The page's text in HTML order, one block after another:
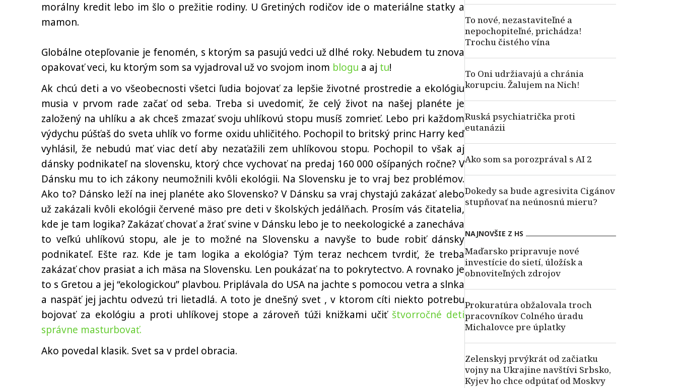
morálny kredit lebo im šlo o prežitie rodiny. U Gretiných rodičov ide o materiálne statky a
mamon.
Globálne otepľovanie je fenomén, s ktorým sa pasujú vedci už dlhé roky. Nebudem tu znova
opakovať veci, ku ktorým som sa vyjadroval už vo svojom inom blogu a aj tu!
Ak chcú deti a vo všeobecnosti všetci ľudia bojovať za lepšie životné prostredie a ekológiu
musia v prvom rade začať od seba. Treba si uvedomiť, že celý život na našej planéte je
založený na uhlíku a ak chceš zmazať svoju uhlíkovú stopu musíš zomrieť. Lebo pri každom
výdychu púšťaš do sveta uhlík vo forme oxidu uhličitého. Pochopil to britský princ Harry keď
vyhlásil, že nebudú mať viac detí aby nezaťažili zem uhlíkovou stopu. Pochopil to však aj
dánsky podnikateľ na slovensku, ktorý chce vychovať na predaj 160 000 ošípaných ročne? V
Dánsku mu to ich zákony neumožnili kvôli ekológii. Na Slovensku je to vraj bez problémov.
Ako to? Dánsko leží na inej planéte ako Slovensko? V Dánsku sa vraj chystajú zakázať alebo
už zakázali kvôli ekológii červené mäso pre deti v školských jedálňach. Prosím vás čitatelia,
kde je tam logika? Zakázať chovať a žrať svine v Dánsku lebo je to neekologické a zanecháva
to veľkú uhlíkovú stopu, ale je to možné na Slovensku a navyše to bude robiť dánsky
podnikateľ. Ešte raz. Kde je tam logika a ekológia? Tým teraz nechcem tvrdiť, že treba
zakázať chov prasiat a ich mäsa na Slovensku. Len poukázať na to pokrytectvo. A rovnako je
to s Gretou a jej “ekologickou” plavbou. Priplávala do USA na jachte s pomocou vetra a slnka
a naspäť jej jachtu odvezú tri lietadlá. A toto je dnešný svet , v ktorom cíti niekto potrebu
bojovať za ekológiu a proti uhlíkovej stope a zároveň túži knižkami učiť štvorročné deti
správne masturbovať.
Ako povedal klasik. Svet sa v prdel obracia.
To nové, nezastaviteľné a
nepochopiteľné, prichádza!
Trochu čistého vína
To Oni udržiavajú a chránia
korupciu. Žalujem na Nich!
Ruská psychiatrička proti
eutanázii
Ako som sa porozprával s AI 2
Dokedy sa bude agresivita Cigánov
stupňovať na neúnosnú mieru?
NAJNOVŠIE Z HS
Maďarsko pripravuje nové
investície do sietí, úložísk a
obnoviteľných zdrojov
Prokuratúra obžalovala troch
pracovníkov Colného úradu
Michalovce pre úplatky
Zelenskyj prvýkrát od začiatku
vojny na Ukrajine navštívi Srbsko,
Kyjev ho chce odpútať od Moskvy